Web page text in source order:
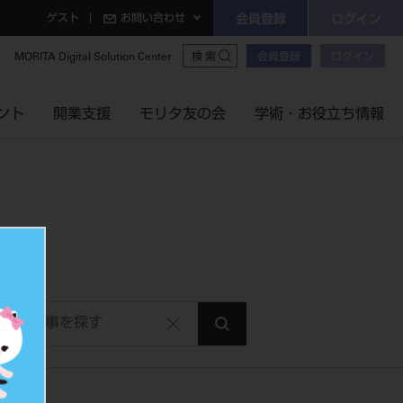
ゲスト お問い合わせ 会員登録
MORITA Digital Solution Center 検索 会員登録
ト 開業支援 モリタ友の会 学術・お役立ち情報